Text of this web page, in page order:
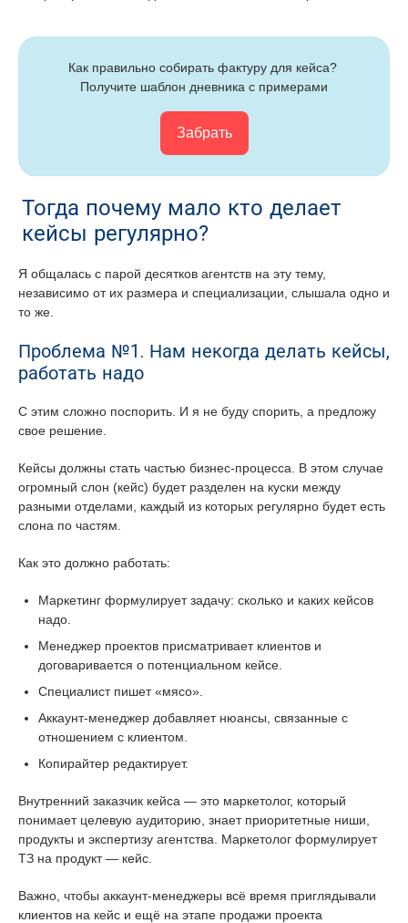
Как правильно собирать фактуру для кейса?
Получите шаблон дневника с примерами
Забрать
Тогда почему мало кто делает
кейсы регулярно?
Я общалась с парой десятков агентств на эту тему,
независимо от их размера и специализации, слышала одно и
то же.
Проблема №1. Нам некогда делать кейсы,
работать надо
С этим сложно поспорить. И я не буду спорить, а предложу
свое решение.
Кейсы должны стать частью бизнес-процесса. В этом случае
огромный слон (кейс) будет разделен на куски между
разными отделами, каждый из которых регулярно будет есть
слона по частям.
Как это должно работать:
Маркетинг формулирует задачу: сколько и каких кейсов
надо.
Менеджер проектов присматривает клиентов и
договаривается о потенциальном кейсе.
Специалист пишет «мясо».
Аккаунт-менеджер добавляет нюансы, связанные с
отношением с клиентом.
Копирайтер редактирует.
Внутренний заказчик кейса — это маркетолог, который
понимает целевую аудиторию, знает приоритетные ниши,
продукты и экспертизу агентства. Маркетолог формулирует
ТЗ на продукт — кейс.
Важно, чтобы аккаунт-менеджеры всё время приглядывали
клиентов на кейс и ещё на этапе продажи проекта